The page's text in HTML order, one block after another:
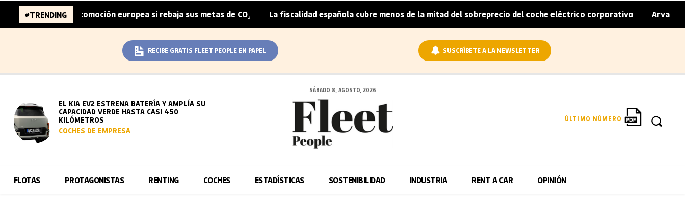
#TRENDING
la automoción europea si rebaja sus metas de CO₂ | La fiscalidad española cubre menos de la mitad del sobreprecio del coche eléctrico corporativo | Arval convierte en
RECIBE GRATIS FLEET PEOPLE EN PAPEL SUSCRÍBETE A LA NEWSLETTER
EL KIA EV2 ESTRENA BATERÍA Y AMPLÍA SU
CAPACIDAD VERDE HASTA CASI 450
KILÓMETROS
COCHES DE EMPRESA
SÁBADO 8, AGOSTO, 2026
ÚLTIMO NÚMERO
FLOTAS PROTAGONISTAS RENTING COCHES ESTADÍSTICAS SOSTENIBILIDAD INDUSTRIA RENT A CAR OPINIÓN